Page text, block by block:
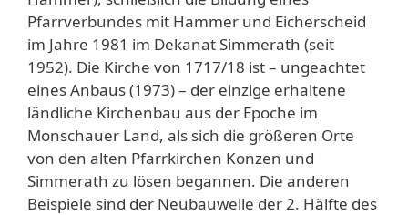
Pfarrverbundes mit Hammer und Eicherscheid
im Jahre 1981 im Dekanat Simmerath (seit
1952). Die Kirche von 1717/18 ist – ungeachtet
eines Anbaus (1973) – der einzige erhaltene
ländliche Kirchenbau aus der Epoche im
Monschauer Land, als sich die größeren Orte
von den alten Pfarrkirchen Konzen und
Simmerath zu lösen begannen. Die anderen
Beispiele sind der Neubauwelle der 2. Hälfte des